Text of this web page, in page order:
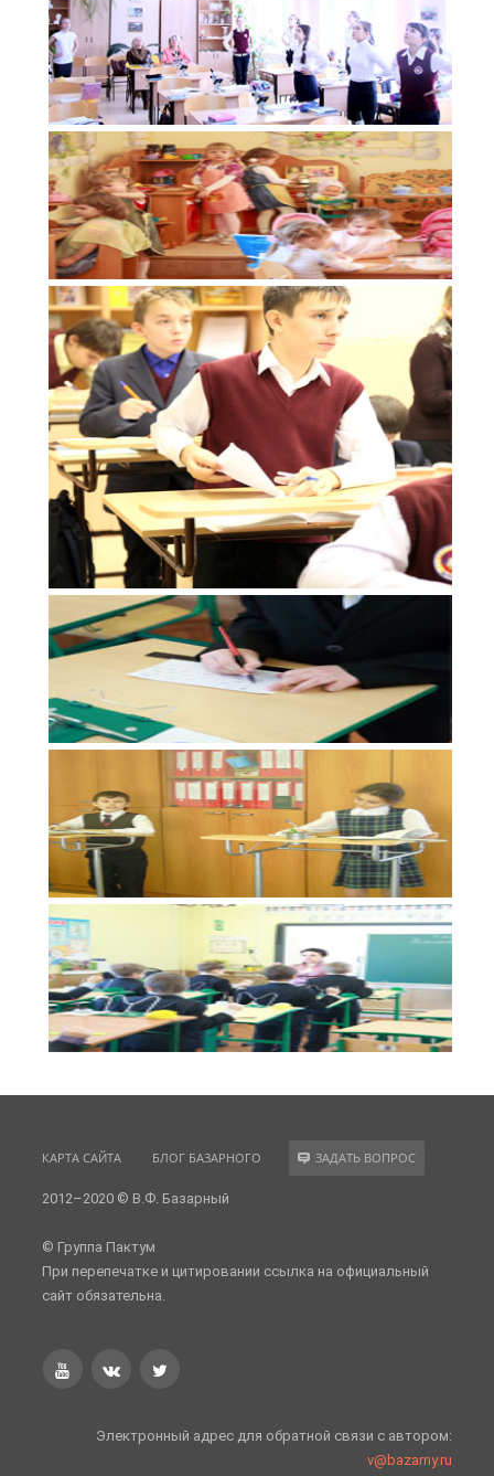
КАРТА САЙТА БЛОГ БАЗАРНОГО ЗАДАТЬ ВОПРОС
2012–2020 © В.Ф. Базарный
© Группа Пактум
При перепечатке и цитировании ссылка на официальный
сайт обязательна.
Электронный адрес для обратной связи с автором:
v@bazarny.ru